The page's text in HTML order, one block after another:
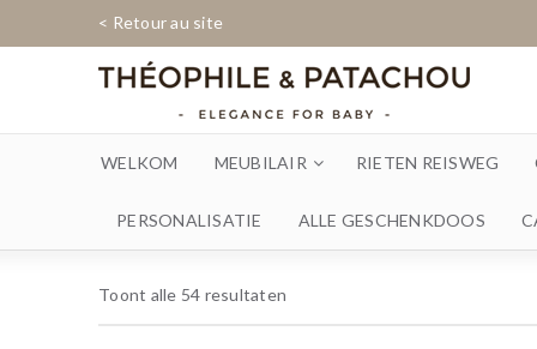
< Retour au site
WELKOM MEUBILAIR RIETEN REISWEG
PERSONALISATIE ALLE GESCHENKDOOS
Toont alle 54 resultaten